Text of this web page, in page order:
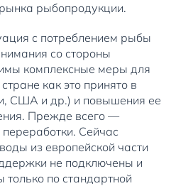
рыбопродукции.
с потреблением рыбы
со стороны
комплексные меры для
как это принято в
США и др.) и повышения ее
Прежде всего —
Сейчас
из европейской части
не подключены и
только по стандартной